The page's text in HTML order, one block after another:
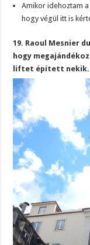
Amikor idehoztam
hogy végül itt is
19. Raoul Mesnier
hogy
liftet épített nekik.